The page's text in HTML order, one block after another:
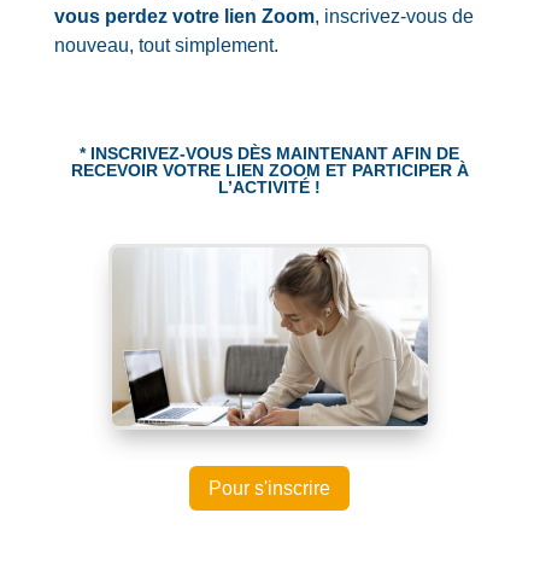
vous perdez votre lien Zoom, inscrivez-vous de
nouveau, tout simplement.
* INSCRIVEZ-VOUS DÈS MAINTENANT AFIN DE
RECEVOIR VOTRE LIEN ZOOM ET PARTICIPER À
L’ACTIVITÉ !
Pour s'inscrire